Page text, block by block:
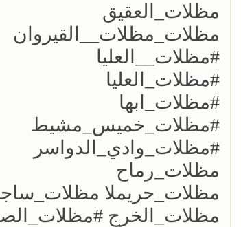
مظلات_العقيق
مظلات_مظلات__القيروان
#مظلات__العليا
#مظلات_العليا
#مظلات_ابها
#مظلات_خميس_مشيط
#مظلات_وادي_الدواسر
مظلات_رماح
مظلات_حريملا
مظلات_الخرج